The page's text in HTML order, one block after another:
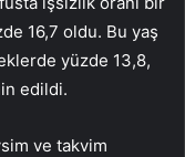
16,7 oldu. Bu yaş
yüzde 13,8,
edildi.
ve takvim